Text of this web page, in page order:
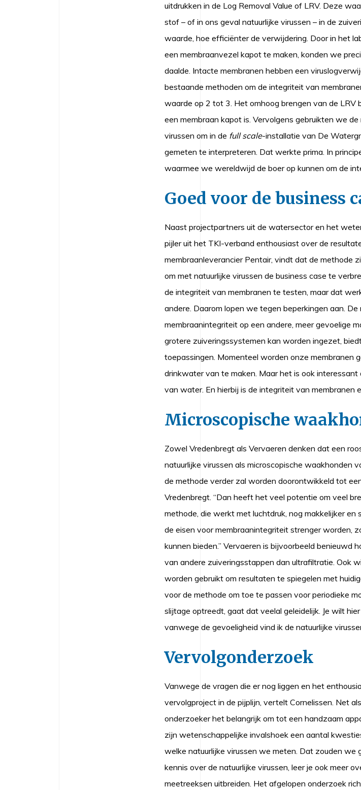
uitdrukken in de Log Removal Value of LRV. Deze
stof – of in ons geval natuurlijke virussen – in de
waarde, hoe efficiënter de verwijdering. Door in het
een membraanvezel kapot te maken, konden we
daalde. Intacte membranen hebben een
bestaande methoden om de integriteit van
waarde op 2 tot 3. Het omhoog brengen van de
een membraan kapot is. Vervolgens gebruikten we
virussen om in de full scale-installatie van De
gemeten te interpreteren. Dat werkte prima. In
waarmee we wereldwijd de boer op kunnen om de
Goed voor de business
Naast projectpartners uit de watersector en het
pijler uit het TKI-verband enthousiast over de
membraanleverancier Pentair, vindt dat de methode
om met natuurlijke virussen de business case te
de integriteit van membranen te testen, maar dat
andere. Daarom lopen we tegen beperkingen aan.
membraanintegriteit op een andere, meer gevoelige
grotere zuiveringssystemen kan worden ingezet,
toepassingen. Momenteel worden onze membranen
drinkwater van te maken. Maar het is ook
van water. En hierbij is de integriteit van membranen
Microscopische
Zowel Vredenbregt als Vervaeren denken dat een
natuurlijke virussen als microscopische waakhonden
de methode verder zal worden doorontwikkeld tot
Vredenbregt. “Dan heeft het veel potentie om veel
methode, die werkt met luchtdruk, nog makkelijker en
de eisen voor membraanintegriteit strenger worden,
kunnen bieden.” Vervaeren is bijvoorbeeld benieuwd
van andere zuiveringsstappen dan ultrafiltratie. Ook
worden gebruikt om resultaten te spiegelen met
voor de methode om toe te passen voor periodieke
slijtage optreedt, gaat dat veelal geleidelijk. Je wilt
vanwege de gevoeligheid vind ik de natuurlijke
Vervolgonderzoek
Vanwege de vragen die er nog liggen en het
vervolgproject in de pijplijn, vertelt Cornelissen. Net
onderzoeker het belangrijk om tot een handzaam
zijn wetenschappelijke invalshoek een aantal
welke natuurlijke virussen we meten. Dat zouden we
kennis over de natuurlijke virussen, leer je ook meer
meetreeksen uitbreiden. Het afgelopen onderzoek